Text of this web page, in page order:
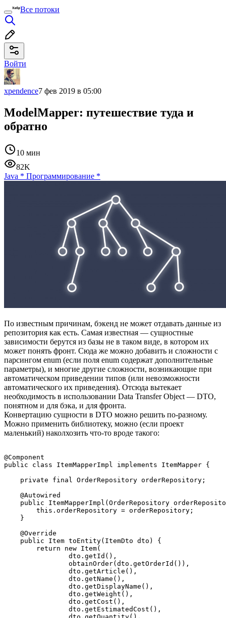
Все потоки
Войти
xpendence7 фев 2019 в 05:00
ModelMapper: путешествие туда и
обратно
10 мин
82K
Java * Программирование *
По известным причинам, бэкенд не может отдавать данные из
репозитория как есть. Самая известная — сущностные
зависимости берутся из базы не в таком виде, в котором их
может понять фронт. Сюда же можно добавить и сложности с
парсингом enum (если поля enum содержат дополнительные
параметры), и многие другие сложности, возникающие при
автоматическом приведении типов (или невозможности
автоматического их приведения). Отсюда вытекает
необходимость в использовании Data Transfer Object — DTO,
понятном и для бэка, и для фронта.
Конвертацию сущности в DTO можно решить по-разному.
Можно применить библиотеку, можно (если проект
маленький) наколхозить что-то вроде такого:
@Component
public class ItemMapperImpl implements ItemMapper {
    private final OrderRepository orderRepository;
    @Autowired
public ItemMapperImpl(OrderRepository
        this.orderRepository = orderRepository;
    }
    @Override
    public Item toEntity(ItemDto dto) {
        return new Item(
                dto.getId(),
                obtainOrder(dto.getOrderId()),
                dto.getArticle(),
                dto.getName(),
                dto.getDisplayName(),
                dto.getWeight(),
                dto.getCost(),
                dto.getEstimatedCost(),